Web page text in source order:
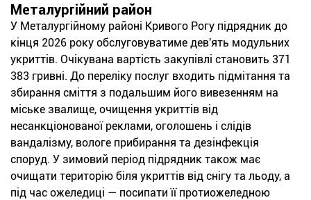
Металургійний район
У Металургійному районі Кривого Рогу підрядник до
кінця 2026 року обслуговуватиме дев'ять модульних
укриттів. Очікувана вартість закупівлі становить 371
383 гривні. До переліку послуг входить підмітання та
збирання сміття з подальшим його вивезенням на
міське звалище, очищення укриттів від
несанкціонованої реклами, оголошень і слідів
вандалізму, вологе прибирання та дезінфекція
споруд. У зимовий період підрядник також має
очищати територію біля укриттів від снігу та льоду, а
під час ожеледиці — посипати її протиожеледною